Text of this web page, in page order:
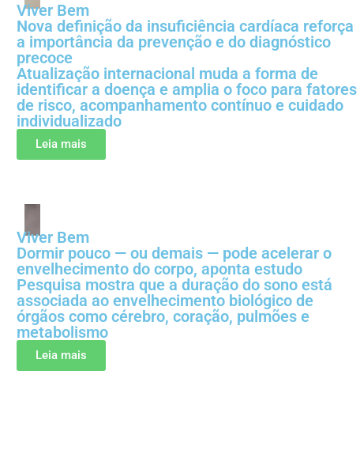
Viver Bem
Nova definição da insuficiência cardíaca reforça
a importância da prevenção e do diagnóstico
precoce
Atualização internacional muda a forma de
identificar a doença e amplia o foco para fatores
de risco, acompanhamento contínuo e cuidado
individualizado
Leia mais
Viver Bem
Dormir pouco — ou demais — pode acelerar o
envelhecimento do corpo, aponta estudo
Pesquisa mostra que a duração do sono está
associada ao envelhecimento biológico de
órgãos como cérebro, coração, pulmões e
metabolismo
Leia mais